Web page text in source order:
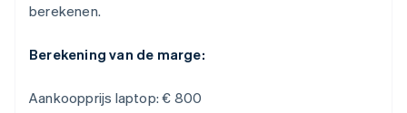
berekenen.
Berekening van de marge:
Aankoopprijs laptop: € 800